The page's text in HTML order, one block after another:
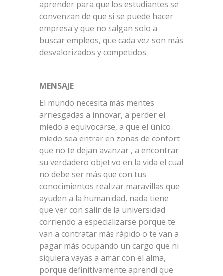
aprender para que los estudiantes se
convenzan de que si se puede hacer
empresa y que no salgan solo a
buscar empleos, que cada vez son más
desvalorizados y competidos.
MENSAJE
El mundo necesita más mentes
arriesgadas a innovar, a perder el
miedo a equivocarse, a que el único
miedo sea entrar en zonas de confort
que no te dejan avanzar , a encontrar
su verdadero objetivo en la vida el cual
no debe ser más que con tus
conocimientos realizar maravillas que
ayuden a la humanidad, nada tiene
que ver con salir de la universidad
corriendo a especializarse porque te
van a contratar más rápido o te van a
pagar más ocupando un cargo que ni
siquiera vayas a amar con el alma,
porque definitivamente aprendí que